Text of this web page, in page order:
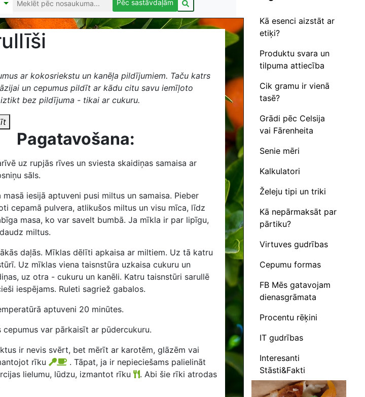
Pēc sastāvdaļām
ar kokosriekstu un kanēļa pildījumiem. Taču katrs
un cepumus pildīt ar kādu citu savu iemīļoto
bez pildījuma - tikai ar cukuru.
Pagatavošana:
uz rupjās rīves un sviesta skaidiņas samaisa ar
sāls.
masā iesijā aptuveni pusi miltus un samaisa. Pieber
cepamā pulvera, atlikušos miltus un visu mīca, līdz
masa, ko var savelt bumbā. Ja mīkla ir par lipīgu,
miltus.
daļās. Mīklas dēlīti apkaisa ar miltiem. Uz tā katru
Uz mīklas viena taisnstūra uzkaisa cukuru un
uz otra - cukuru un kanēli. Katru taisnstūri sarullē
iespējams. Ruleti sagriež gabalos.
aptuveni 20 minūtes.
cepumus var pārkaisīt ar pūdercukuru.
ir nevis svērt, bet mērīt ar karotēm, glāzēm vai
rīku
. Tāpat, ja ir nepieciešams palielināt
lielumu, lūdzu, izmantot rīku
. Abi šie rīki atrodas
Kā esenci aizstāt ar
etiķi?
Produktu svara un
tilpuma attiecība
Cik gramu ir vienā
tasē?
Grādi pēc Celsija
vai Fārenheita
Senie mēri
Kalkulatori
Želeju tipi un triki
Kā nepārmaksāt par
pārtiku?
Virtuves gudrības
Cepumu formas
FB Mēs gatavojam
dienasgrāmata
Procentu rēķini
IT gudrības
Interesanti
Stāsti&Fakti